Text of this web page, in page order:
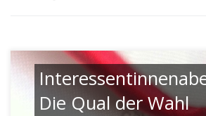
Die Qual der Wahl